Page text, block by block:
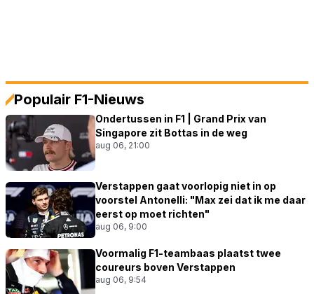
Populair F1-Nieuws
Ondertussen in F1 | Grand Prix van
Singapore zit Bottas in de weg
aug 06, 21:00
Verstappen gaat voorlopig niet in op
voorstel Antonelli: "Max zei dat ik me daar
eerst op moet richten"
aug 06, 9:00
Voormalig F1-teambaas plaatst twee
coureurs boven Verstappen
aug 06, 9:54